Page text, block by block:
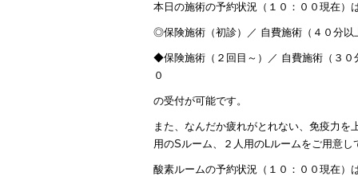
本日の施術の予約状況（１０：００現在）は
◎保険施術（初診）／ 自費施術（４０分以
◆保険施術（２回目～）／ 自費施術（３０
０
の受付が可能です。
また、なんだか疲れがとれない、免疫力を
用のSルーム、２人用のLルームをご用意し
酸素ルームの予約状況（１０：００現在）